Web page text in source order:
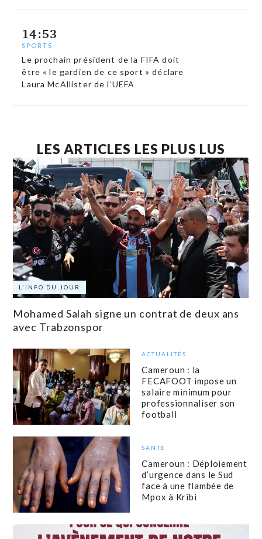
14:53
SPORTS
Le prochain président de la FIFA doit
être « le gardien de ce sport » déclare
Laura McAllister de l’UEFA
LES ARTICLES LES PLUS LUS
L'INFO DU JOUR
Mohamed Salah signe un contrat de deux ans
avec Trabzonspor
ACTUALITÉS
Cameroun : la
FECAFOOT impose un
salaire minimum pour
professionnaliser son
football
SANTÉ
Cameroun : Déploiement
d’urgence dans le Sud
face à une flambée de
Mpox à Kribi